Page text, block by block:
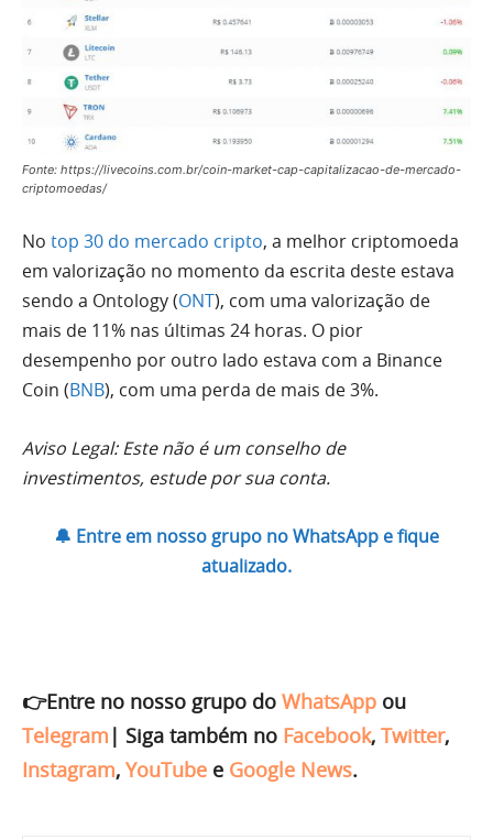
Fonte: https://livecoins.com.br/coin-market-cap-capitalizacao-de-mercado-
criptomoedas/
No top 30 do mercado cripto, a melhor criptomoeda
em valorização no momento da escrita deste estava
sendo a Ontology (ONT), com uma valorização de
mais de 11% nas últimas 24 horas. O pior
desempenho por outro lado estava com a Binance
Coin (BNB), com uma perda de mais de 3%.
Aviso Legal: Este não é um conselho de
investimentos, estude por sua conta.
🔔 Entre em nosso grupo no WhatsApp e fique
atualizado.
👉Entre no nosso grupo do WhatsApp ou
Telegram | Siga também no Facebook, Twitter,
Instagram, YouTube e Google News.